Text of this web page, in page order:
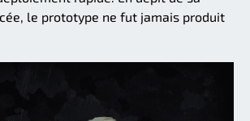
le prototype ne fut jamais produit